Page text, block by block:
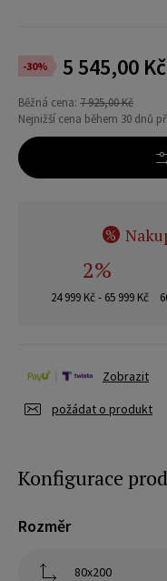
-30% 5 545,00 Kč
Běžná cena: 7 925,00 Kč
Nejnižší cena během 30 dnů
Pokud se produkt prodává
zobrazí se nejnižší cena od
do prodeje.
%
2%
24 999 Kč - 65 999 Kč
požádat o produkt
Zobrazit
Konfigurace
Rozměr
80x200